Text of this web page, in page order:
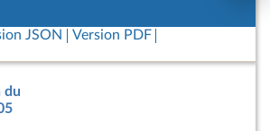
JSON
Version PDF
du